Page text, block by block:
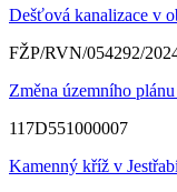
Dešťová kanalizace v
FŽP/RVN/054292/
Změna územního
117D551000007
Kamenný kříž v